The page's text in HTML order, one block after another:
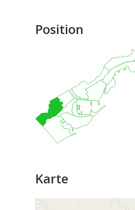
Position
Karte